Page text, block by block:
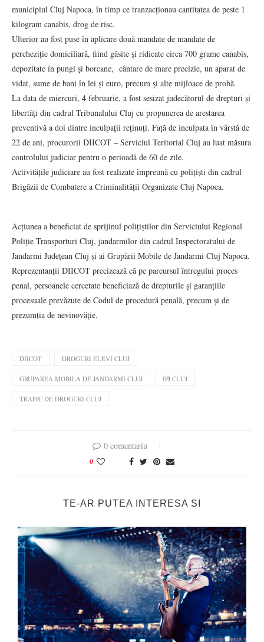
municipiul Cluj Napoca, în timp ce tranzacționau cantitatea de peste 1
kilogram canabis, drog de risc.
Ulterior au fost puse în aplicare două mandate de mandate de
percheziție domiciliară, fiind găsite și ridicate circa 700 grame canabis,
depozitate în pungi și borcane, cântare de mare precizie, un aparat de
vidat, sume de bani în lei și euro, precum și alte mijloace de probă.
La data de miercuri, 4 februarie, a fost sesizat judecătorul de drepturi și
libertăți din cadrul Tribunalului Cluj cu propunerea de arestarea
preventivă a doi dintre inculpații reținuți. Față de inculpata în vârstă de
22 de ani, procurorii DIICOT – Serviciul Teritorial Cluj au luat măsura
controlului judiciar pentru o perioadă de 60 de zile.
Activitățile judiciare au fost realizate împreună cu polițiști din cadrul
Brigăzii de Combatere a Criminalității Organizate Cluj Napoca.
Acțiunea a beneficiat de sprijinul polițiștilor din Serviciului Regional
Poliție Transporturi Cluj, jandarmilor din cadrul Inspectoratului de
Jandarmi Județean Cluj și ai Grupării Mobile de Jandarmi Cluj Napoca.
Reprezentanții DIICOT precizează că pe parcursul întregului proces
penal, persoanele cercetate beneficiază de drepturile și garanțiile
procesuale prevăzute de Codul de procedură penală, precum și de
prezumția de nevinovăție.
DIICOT DROGURI ELEVI CLUJ
GRUPAREA MOBILA DE JANDARMI CLUJ IPJ CLUJ
TRAFIC DE DROGURI CLUJ
0 comentariu
0
TE-AR PUTEA INTERESA SI